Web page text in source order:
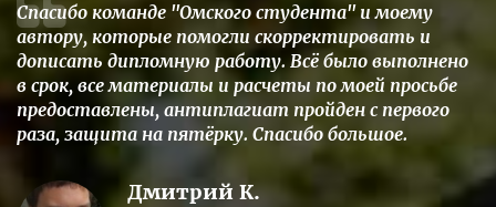
Спасибо команде "Омского студента" и моему
автору, которые помогли скорректировать и
дописать дипломную работу. Всё было выполнено
в срок, все материалы и расчеты по моей просьбе
предоставлены, антиплагиат пройден с первого
раза, защита на пятёрку. Спасибо большое.
Дмитрий К.